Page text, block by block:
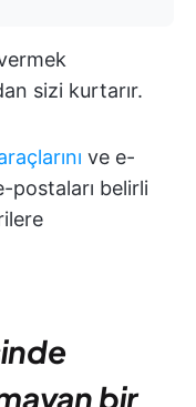
sizi kurtarır.
ve e-
postaları belirli
bir